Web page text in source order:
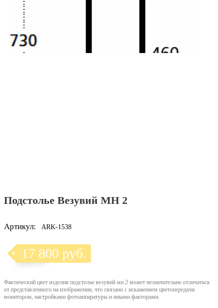
Подстолье Везувий МН 2
Артикул: ARK-1538
17 800 руб.
Фактический цвет изделия подстолье везувий мн 2 может незначительно отличаться
от представленного на изображении, что связано с искажением цветопередачи
монитором, настройками фотоаппаратуры и иными факторами.